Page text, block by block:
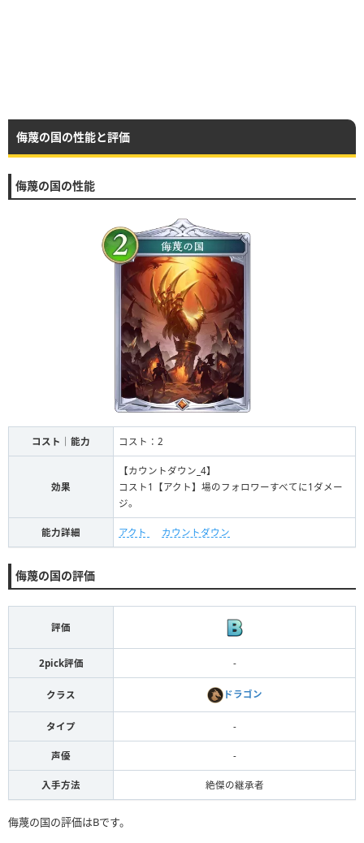
侮蔑の国の性能と評価
侮蔑の国の性能
コスト｜能力 コスト：2
効果
【カウントダウン_4】
コスト1【アクト】場のフォロワーすべてに1ダメー
ジ。
能力詳細 アクト カウントダウン
侮蔑の国の評価
評価
2pick評価 -
クラス ドラゴン
タイプ -
声優 -
入手方法 絶傑の継承者
侮蔑の国の評価はBです。